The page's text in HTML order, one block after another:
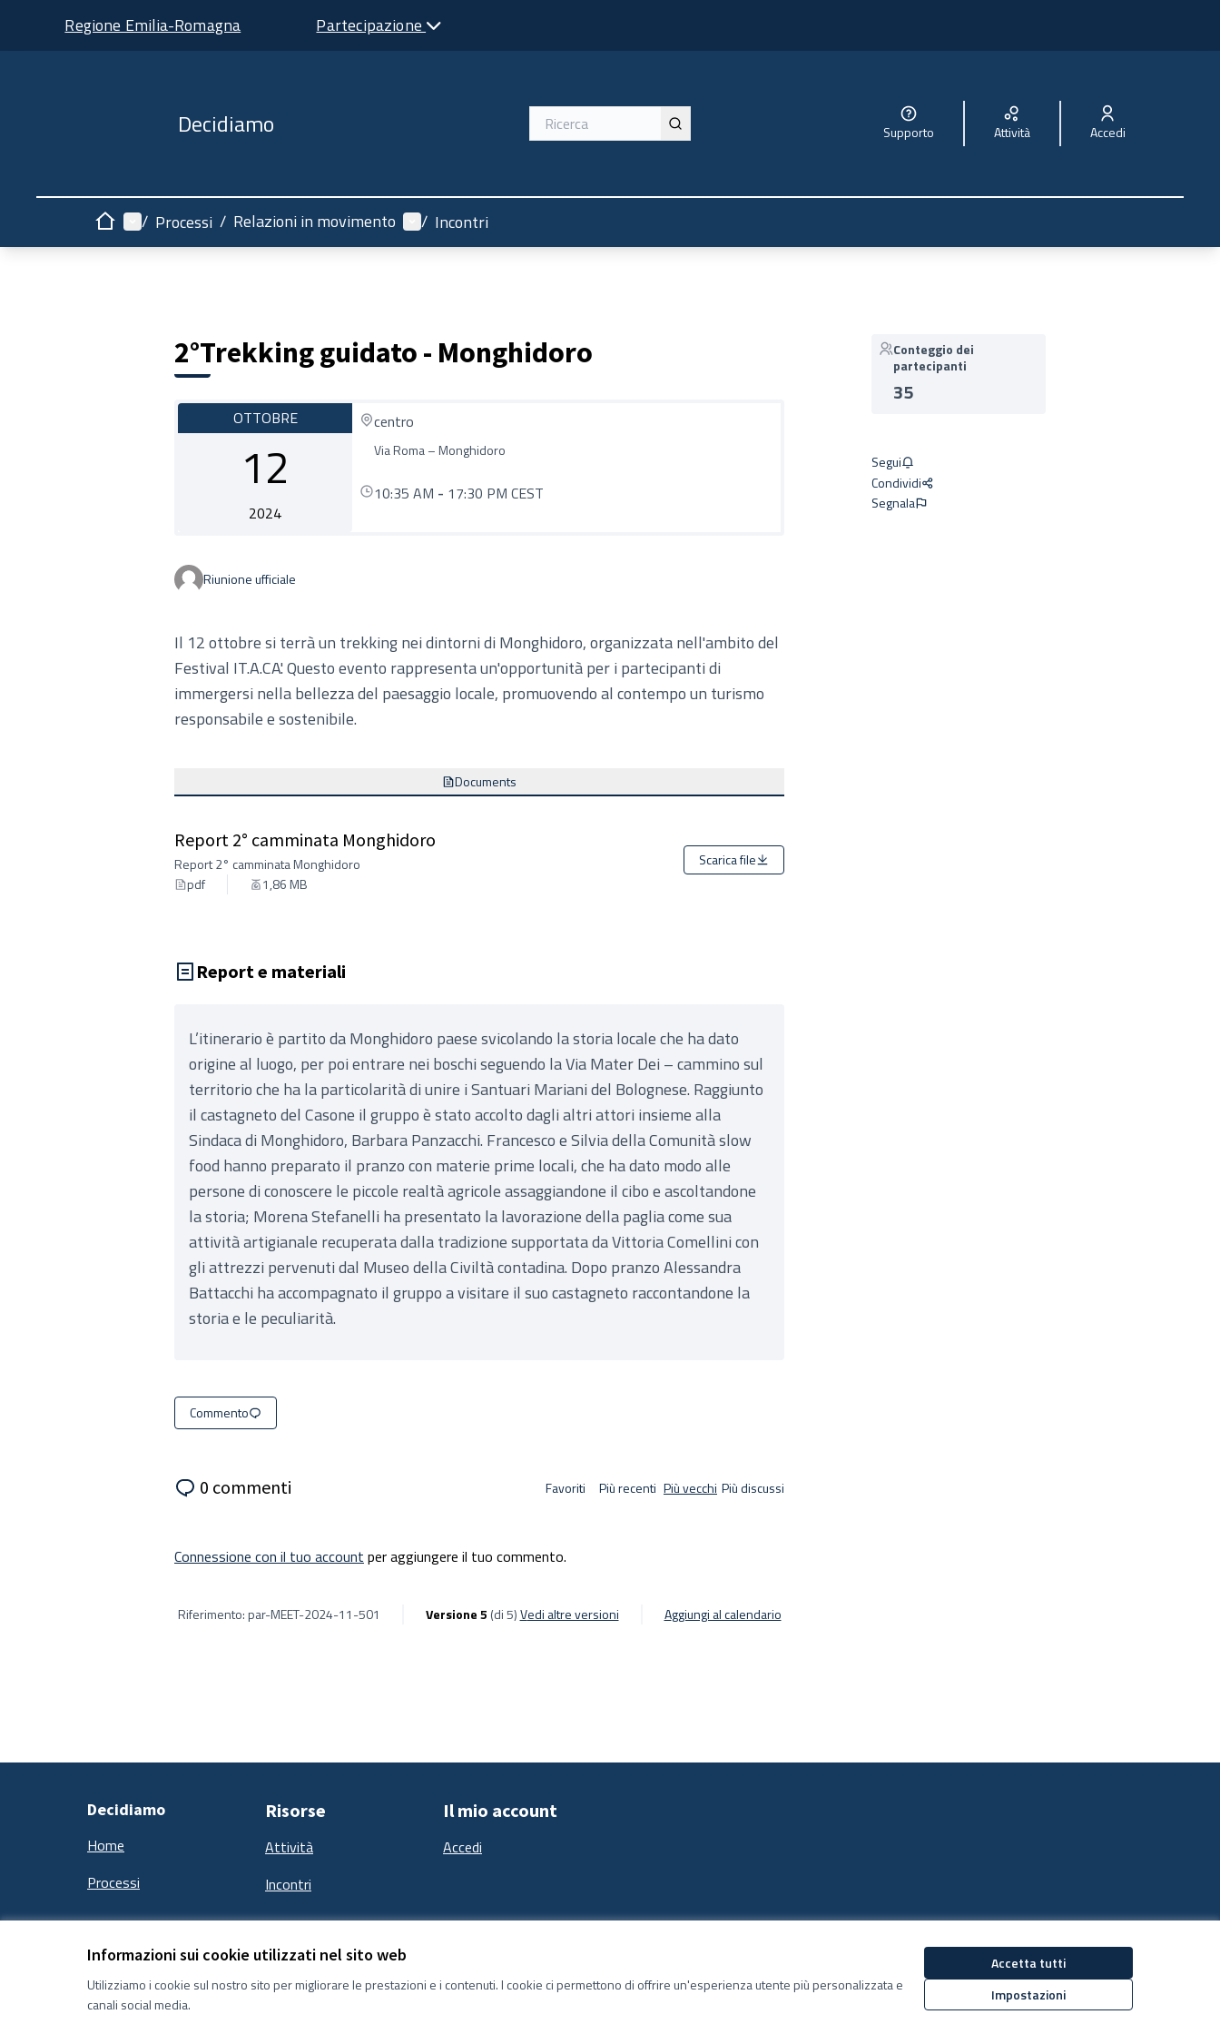
Informazioni sui cookie utilizzati nel sito web
Utilizziamo i cookie sul nostro sito per migliorare le prestazioni e i contenuti. I cookie ci permettono di offrire un'esperienza utente più personalizzata e
canali social media.
Accetta tutti
Impostazioni
Regione Emilia-Romagna Partecipazione
Decidiamo Supporto Attività Accedi
HomeMenù principale
/ Processi / Relazioni in movimento Menù utente
/ Incontri
2°Trekking guidato - Monghidoro
OTTOBRE
12
2024
centro
Via Roma – Monghidoro
10:35 AM - 17:30 PM CEST
Riunione ufficiale
Il 12 ottobre si terrà un trekking nei dintorni di Monghidoro, organizzata nell'ambito del
Festival IT.A.CA'. Questo evento rappresenta un'opportunità per i partecipanti di
immergersi nella bellezza del paesaggio locale, promuovendo al contempo un turismo
responsabile e sostenibile.
Documents
Report 2° camminata Monghidoro
Report 2° camminata Monghidoro
pdf
1,86 MB
Scarica file
Report e materiali
L’itinerario è partito da Monghidoro paese svicolando la storia locale che ha dato
origine al luogo, per poi entrare nei boschi seguendo la Via Mater Dei – cammino sul
territorio che ha la particolarità di unire i Santuari Mariani del Bolognese. Raggiunto
il castagneto del Casone il gruppo è stato accolto dagli altri attori insieme alla
Sindaca di Monghidoro, Barbara Panzacchi. Francesco e Silvia della Comunità slow
food hanno preparato il pranzo con materie prime locali, che ha dato modo alle
persone di conoscere le piccole realtà agricole assaggiandone il cibo e ascoltandone
la storia; Morena Stefanelli ha presentato la lavorazione della paglia come sua
attività artigianale recuperata dalla tradizione supportata da Vittoria Comellini con
gli attrezzi pervenuti dal Museo della Civiltà contadina. Dopo pranzo Alessandra
Battacchi ha accompagnato il gruppo a visitare il suo castagneto raccontandone la
storia e le peculiarità.
Commento
Conteggio dei
partecipanti
35
Segui
Condividi
Segnala
0 commenti Favoriti Più recenti Più vecchi Più discussi
Connessione con il tuo account per aggiungere il tuo commento.
Riferimento: par-MEET-2024-11-501 Versione 5 (di 5) vedi altre versioni Aggiungi al calendario
Decidiamo
Home
Processi
Risorse
Attività
Incontri
Il mio account
Accedi